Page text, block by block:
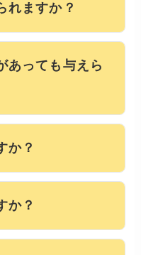
れますか？
あっても与えら
か？
か？